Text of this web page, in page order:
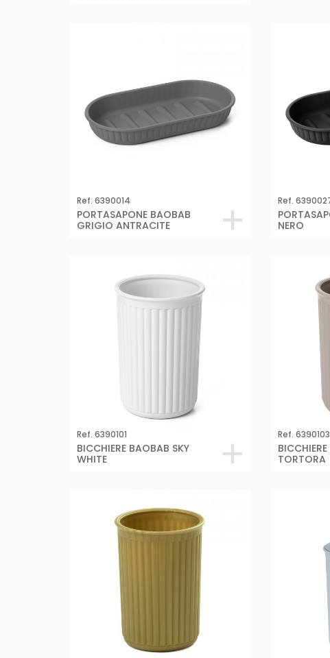
Ref. 6390014
PORTASAPONE BAOBAB
GRIGIO ANTRACITE
Ref.
NERO
Ref. 6390101
BICCHIERE BAOBAB SKY
WHITE
Ref. 6390103
TORTORA